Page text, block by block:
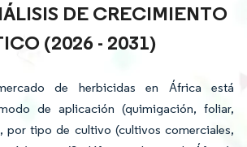
DE CRECIMIENTO
(2026 - 2031)
de herbicidas en África está
de aplicación (quimigación, foliar,
por tipo de cultivo (cultivos comerciales,